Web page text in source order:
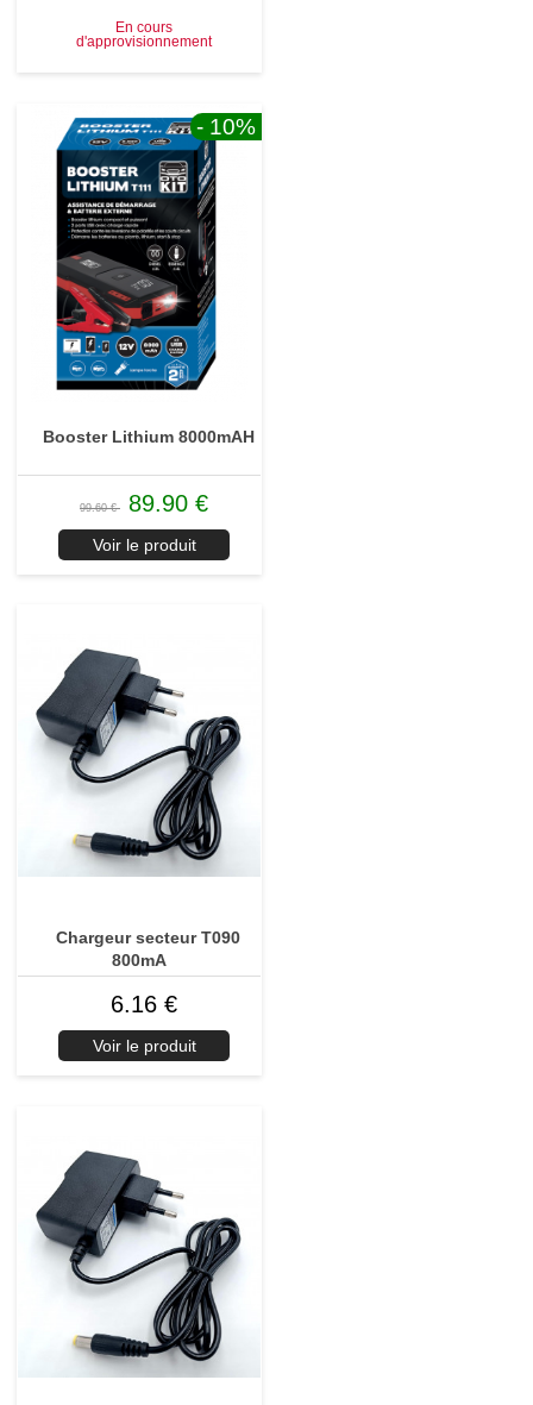
En cours
d'approvisionnement
- 10%
Booster Lithium 8000mAH
99.60 € 89.90 €
Voir le produit
Chargeur secteur T090
800mA
6.16 €
Voir le produit